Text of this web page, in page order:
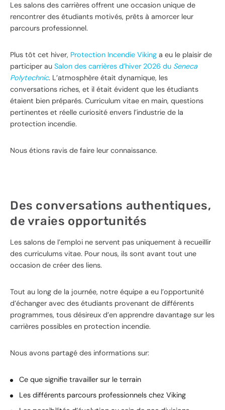
Les salons des carrières offrent une occasion unique de
rencontrer des étudiants motivés, prêts à amorcer leur
parcours professionnel.
Plus tôt cet hiver, Protection Incendie Viking a eu le plaisir de
participer au Salon des carrières d’hiver 2026 du Seneca
Polytechnic. L’atmosphère était dynamique, les
conversations riches, et il était évident que les étudiants
étaient bien préparés. Curriculum vitae en main, questions
pertinentes et réelle curiosité envers l’industrie de la
protection incendie.
Nous étions ravis de faire leur connaissance.
Des conversations authentiques,
de vraies opportunités
Les salons de l’emploi ne servent pas uniquement à recueillir
des curriculums vitae. Pour nous, ils sont avant tout une
occasion de créer des liens.
Tout au long de la journée, notre équipe a eu l’opportunité
d’échanger avec des étudiants provenant de différents
programmes, tous désireux d’en apprendre davantage sur les
carrières possibles en protection incendie.
Nous avons partagé des informations sur:
Ce que signifie travailler sur le terrain
Les différents parcours professionnels chez Viking